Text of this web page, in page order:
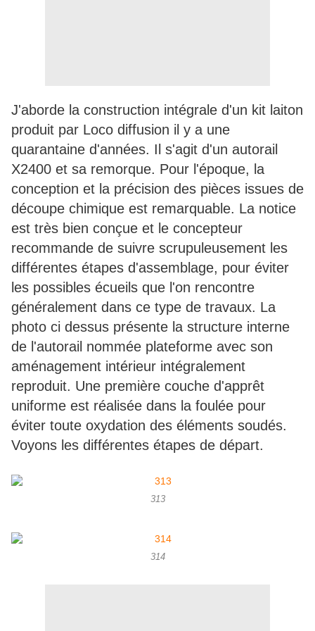
J'aborde la construction intégrale d'un kit laiton
produit par Loco diffusion il y a une
quarantaine d'années. Il s'agit d'un autorail
X2400 et sa remorque. Pour l'époque, la
conception et la précision des pièces issues de
découpe chimique est remarquable. La notice
est très bien conçue et le concepteur
recommande de suivre scrupuleusement les
différentes étapes d'assemblage, pour éviter
les possibles écueils que l'on rencontre
généralement dans ce type de travaux. La
photo ci dessus présente la structure interne
de l'autorail nommée plateforme avec son
aménagement intérieur intégralement
reproduit. Une première couche d'apprêt
uniforme est réalisée dans la foulée pour
éviter toute oxydation des éléments soudés.
Voyons les différentes étapes de départ.
313
314